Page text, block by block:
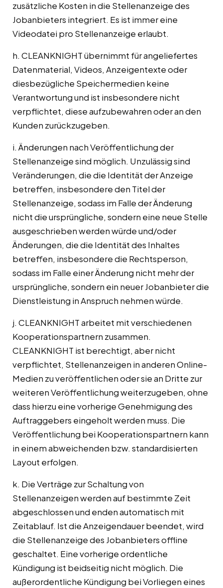
zusätzliche Kosten in die Stellenanzeige des
Jobanbieters integriert. Es ist immer eine
Videodatei pro Stellenanzeige erlaubt.
h. CLEANKNIGHT übernimmt für angeliefertes
Datenmaterial, Videos, Anzeigentexte oder
diesbezügliche Speichermedien keine
Verantwortung und ist insbesondere nicht
verpflichtet, diese aufzubewahren oder an den
Kunden zurückzugeben.
i. Änderungen nach Veröffentlichung der
Stellenanzeige sind möglich. Unzulässig sind
Veränderungen, die die Identität der Anzeige
betreffen, insbesondere den Titel der
Stellenanzeige, sodass im Falle der Änderung
nicht die ursprüngliche, sondern eine neue Stelle
ausgeschrieben werden würde und/oder
Änderungen, die die Identität des Inhaltes
betreffen, insbesondere die Rechtsperson,
sodass im Falle einer Änderung nicht mehr der
ursprüngliche, sondern ein neuer Jobanbieter die
Dienstleistung in Anspruch nehmen würde.
j. CLEANKNIGHT arbeitet mit verschiedenen
Kooperationspartnern zusammen.
CLEANKNIGHT ist berechtigt, aber nicht
verpflichtet, Stellenanzeigen in anderen Online-
Medien zu veröffentlichen oder sie an Dritte zur
weiteren Veröffentlichung weiterzugeben, ohne
dass hierzu eine vorherige Genehmigung des
Auftraggebers eingeholt werden muss. Die
Veröffentlichung bei Kooperationspartnern kann
in einem abweichenden bzw. standardisierten
Layout erfolgen.
k. Die Verträge zur Schaltung von
Stellenanzeigen werden auf bestimmte Zeit
abgeschlossen und enden automatisch mit
Zeitablauf. Ist die Anzeigendauer beendet, wird
die Stellenanzeige des Jobanbieters offline
geschaltet. Eine vorherige ordentliche
Kündigung ist beidseitig nicht möglich. Die
außerordentliche Kündigung bei Vorliegen eines